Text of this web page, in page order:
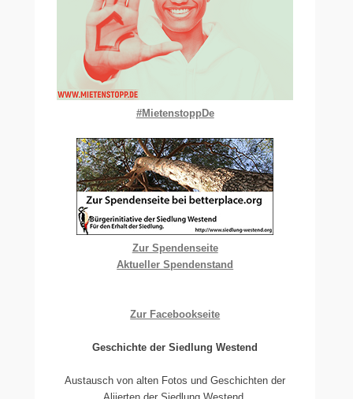
#MietenstoppDe
Zur Spendenseite
Aktueller Spendenstand
Zur Facebookseite
Geschichte der Siedlung Westend
Austausch von alten Fotos und Geschichten der